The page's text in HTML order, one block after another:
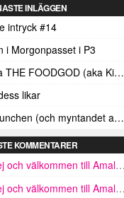
INLÄGGEN
intryck #14
i Morgonpasset i P3
Dags att granska THE FOODGOD (aka Kim Kardashians matinstagrammande bästis)
likar
När smöret gör lunchen (och myntandet av termen ”Smörindex”)
KOMMENTARER
och välkommen till Amalfikusten
och välkommen till Amalfikusten